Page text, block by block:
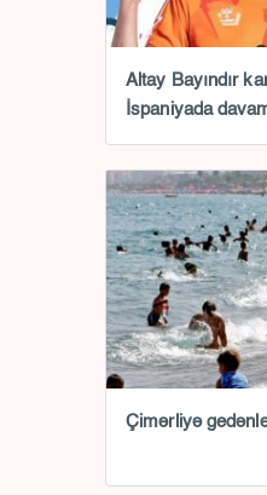
Altay Bayındır
İspaniyada
Çimərliyə